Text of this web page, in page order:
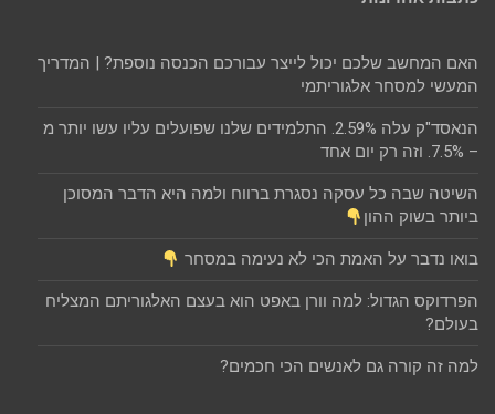
האם המחשב שלכם יכול לייצר עבורכם הכנסה נוספת? | המדריך
המעשי למסחר אלגוריתמי
הנאסד"ק עלה 2.59%. התלמידים שלנו שפועלים עליו עשו יותר מ
– 7.5%. וזה רק יום אחד
השיטה שבה כל עסקה נסגרת ברווח ולמה היא הדבר המסוכן
ביותר בשוק ההון
בואו נדבר על האמת הכי לא נעימה במסחר
הפרדוקס הגדול: למה וורן באפט הוא בעצם האלגוריתם המצליח
בעולם?
למה זה קורה גם לאנשים הכי חכמים?